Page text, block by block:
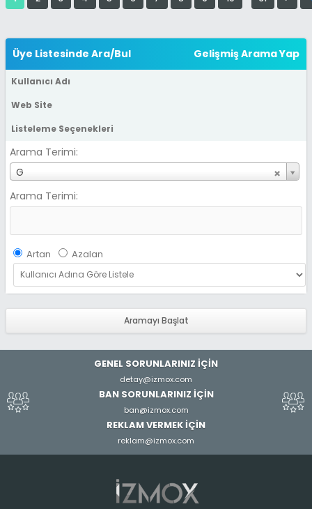
Gelişmiş Arama Yap
Üye Listesinde Ara/Bul
Kullanıcı Adı
Web Site
Listeleme Seçenekleri
Arama Terimi:
G
K
u
l
ı
Arama Terimi:
Artan Azalan
GENEL SORUNLARINIZ İÇİN
detay@izmox.com
BAN SORUNLARINIZ İÇİN
ban@izmox.com
REKLAM VERMEK İÇİN
reklam@izmox.com